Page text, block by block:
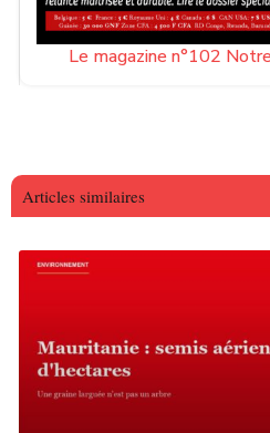
Le magazine n°102
Articles similaires